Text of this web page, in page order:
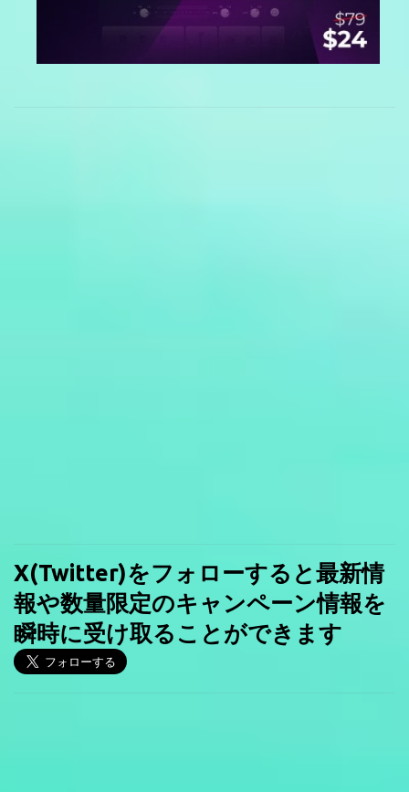
X(Twitter)をフォローすると最新情
報や数量限定のキャンペーン情報を
瞬時に受け取ることができます